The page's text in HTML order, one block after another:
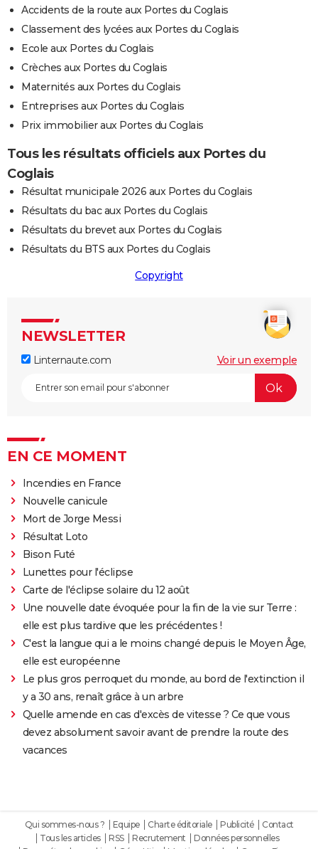
Accidents de la route aux Portes du Coglais
Classement des lycées aux Portes du Coglais
Ecole aux Portes du Coglais
Crèches aux Portes du Coglais
Maternités aux Portes du Coglais
Entreprises aux Portes du Coglais
Prix immobilier aux Portes du Coglais
Tous les résultats officiels aux Portes du
Coglais
Résultat municipale 2026 aux Portes du Coglais
Résultats du bac aux Portes du Coglais
Résultats du brevet aux Portes du Coglais
Résultats du BTS aux Portes du Coglais
Copyright
NEWSLETTER
Linternaute.com Voir un exemple
EN CE MOMENT
Incendies en France
Nouvelle canicule
Mort de Jorge Messi
Résultat Loto
Bison Futé
Lunettes pour l'éclipse
Carte de l'éclipse solaire du 12 août
Une nouvelle date évoquée pour la fin de la vie sur Terre :
elle est plus tardive que les précédentes !
C'est la langue qui a le moins changé depuis le Moyen Âge,
elle est européenne
Le plus gros perroquet du monde, au bord de l'extinction il
y a 30 ans, renaît grâce à un arbre
Quelle amende en cas d'excès de vitesse ? Ce que vous
devez absolument savoir avant de prendre la route des
vacances
Qui sommes-nous ? Equipe Charte éditoriale Publicité
Contact
Tous les articles
RSS Recrutement
Données personnelles